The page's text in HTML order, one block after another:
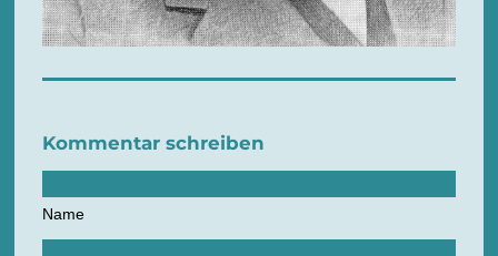
Kommentar schreiben
Name